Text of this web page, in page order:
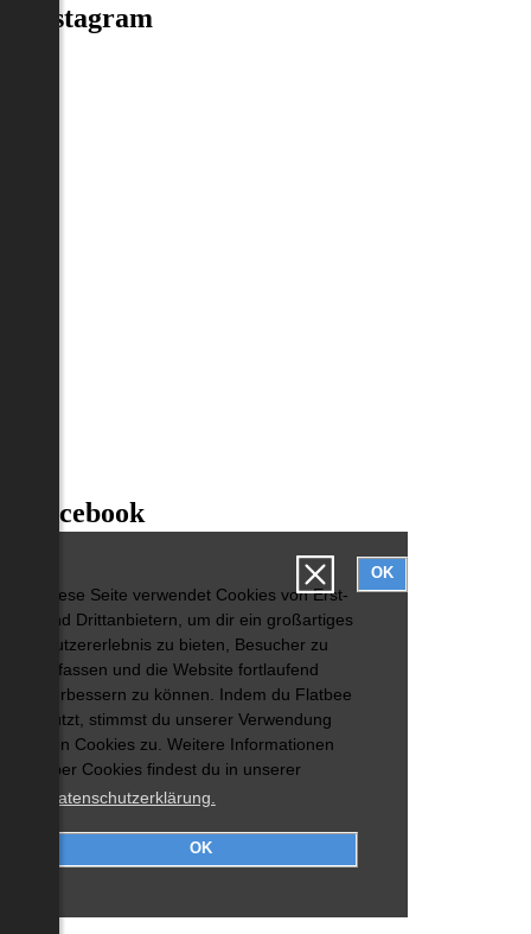
Diese Seite verwendet Cookies von Erst-
und Drittanbietern, um dir ein großartiges
Nutzererlebnis zu bieten, Besucher zu
erfassen und die Website fortlaufend
verbessern zu können. Indem du Flatbee
nutzt, stimmst du unserer Verwendung
von Cookies zu. Weitere Informationen
über Cookies findest du in unserer
Datenschutzerklärung.
OK
OK
Instagram
Facebook